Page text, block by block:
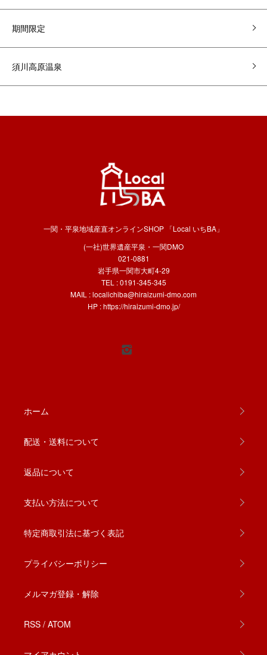
期間限定
須川高原温泉
一関・平泉地域産直オンラインSHOP 「Local いちBA」
(一社)世界遺産平泉・一関DMO
021-0881
岩手県一関市大町4-29
TEL : 0191-345-345
MAIL :localichiba@hiraizumi-dmo.com
HP :https://hiraizumi-dmo.jp/
ホーム
配送・送料について
返品について
支払い方法について
特定商取引法に基づく表記
プライバシーポリシー
メルマガ登録・解除
RSS / ATOM